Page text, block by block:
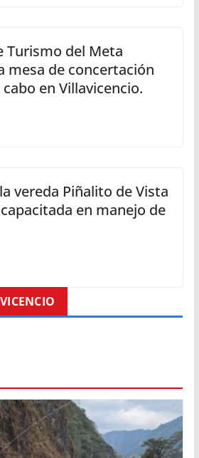
Turismo del Meta
mesa de concertación
en Villavicencio.
vereda Piñalito de Vista
en manejo de